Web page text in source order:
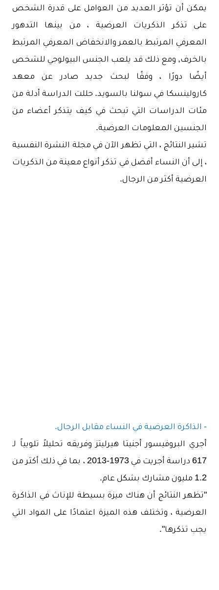
يمكن أن تؤثر العديد من العوامل على قدرة الشخص
على تذكر الذكريات العرضية ، من بينها التدهور
المعرفي المرتبط بالعمر والانخفاض المعرفي المرتبط
بالخرف, ومع ذلك قد يلعب الجنس البيولوجي للشخص
أيضًا دورًا ، وفقًا لبحث جديد صادر عن معهد
كارولينسكا في سولنا بالسويد. حللت الدراسة أدلة من
مئات الدراسات التي تبحث في كيف يتذكر أعضاء من
الجنسين المعلومات العرضية.
تشير النتائج ، التي تظهر الآن في مجلة النشرة النفسية
، إلى أن النساء أفضل في تذكر أنواع معينة من الذكريات
العرضية أكثر من الرجال.
- الذاكرة العرضية في النساء مقابل الرجال.
أجري البروفيسور أجنيتا هيرليتز وفريقه تحليلاً تلويياً لـ
617 دراسة أجريت في 1973-2013 ، بما في ذلك أكثر من
1.2 مليون مشارك بشكل عام.
"تظهر النتائج أن هناك ميزة بسيطة للإناث في الذاكرة
العرضية ، وتختلف هذه الميزة اعتمادًا على المواد التي
يجب تذكرها".